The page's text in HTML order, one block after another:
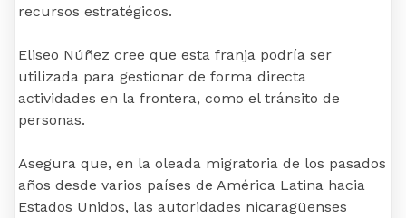
recursos estratégicos.
Eliseo Núñez cree que esta franja podría ser
utilizada para gestionar de forma directa
actividades en la frontera, como el tránsito de
personas.
Asegura que, en la oleada migratoria de los pasados
años desde varios países de América Latina hacia
Estados Unidos, las autoridades nicaragüenses